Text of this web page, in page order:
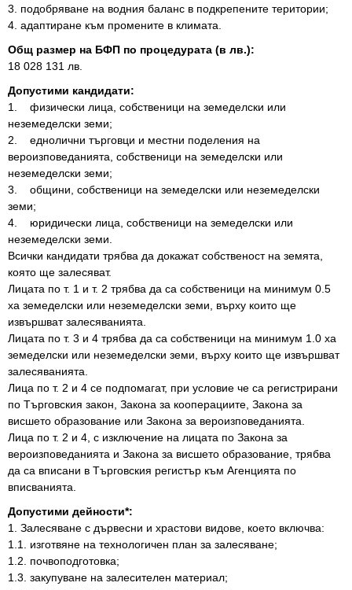
3. подобряване на водния баланс в подкрепените територии;
4. адаптиране към промените в климата.
Общ размер на БФП по процедурата (в лв.):
18 028 131 лв.
Допустими кандидати:
1. физически лица, собственици на земеделски или
неземеделски земи;
2. еднолични търговци и местни поделения на
вероизповеданията, собственици на земеделски или
неземеделски земи;
3. общини, собственици на земеделски или неземеделски
земи;
4. юридически лица, собственици на земеделски или
неземеделски земи.
Всички кандидати трябва да докажат собственост на земята,
която ще залесяват.
Лицата по т. 1 и т. 2 трябва да са собственици на минимум 0.5
ха земеделски или неземеделски земи, върху които ще
извършват залесяванията.
Лицата по т. 3 и 4 трябва да са собственици на минимум 1.0 ха
земеделски или неземеделски земи, върху които ще извършват
залесяванията.
Лица по т. 2 и 4 се подпомагат, при условие че са регистрирани
по Търговския закон, Закона за кооперациите, Закона за
висшето образование или Закона за вероизповеданията.
Лица по т. 2 и 4, с изключение на лицата по Закона за
вероизповеданията и Закона за висшето образование, трябва
да са вписани в Търговския регистър към Агенцията по
вписванията.
Допустими дейности*:
1. Залесяване с дървесни и храстови видове, което включва:
1.1. изготвяне на технологичен план за залесяване;
1.2. почвоподготовка;
1.3. закупуване на залесителен материал;